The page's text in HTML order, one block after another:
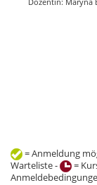
= Anmeldung
Warteliste -
=